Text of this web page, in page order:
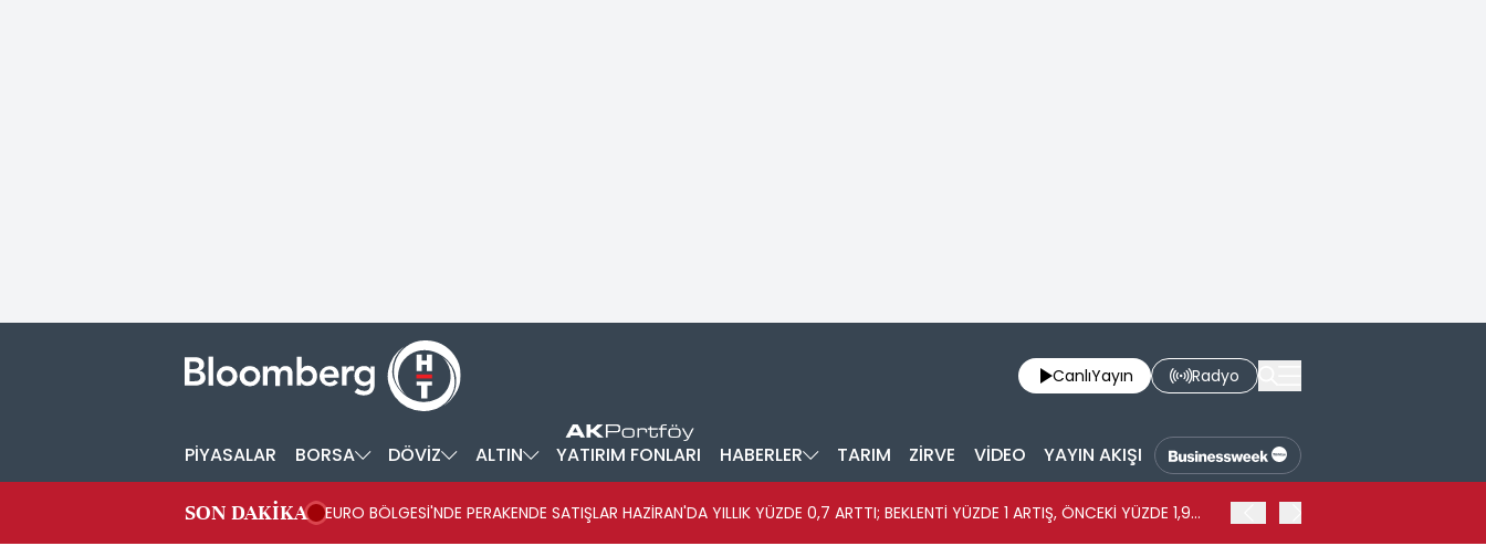
CanlıYayın Radyo
PİYASALAR BORSA DÖVİZ ALTIN YATIRIM FONLARI HABERLER TARIM ZİRVE VİDEO YAYIN AKIŞI
SON DAKİKA
EURO BÖLGESİ'NDE PERAKENDE SATIŞLAR HAZİRAN'DA YILLIK YÜZDE 0,7 ARTTI; BEKLENTİ YÜZDE 1 ARTIŞ, ÖNCEKİ YÜZDE 1,9